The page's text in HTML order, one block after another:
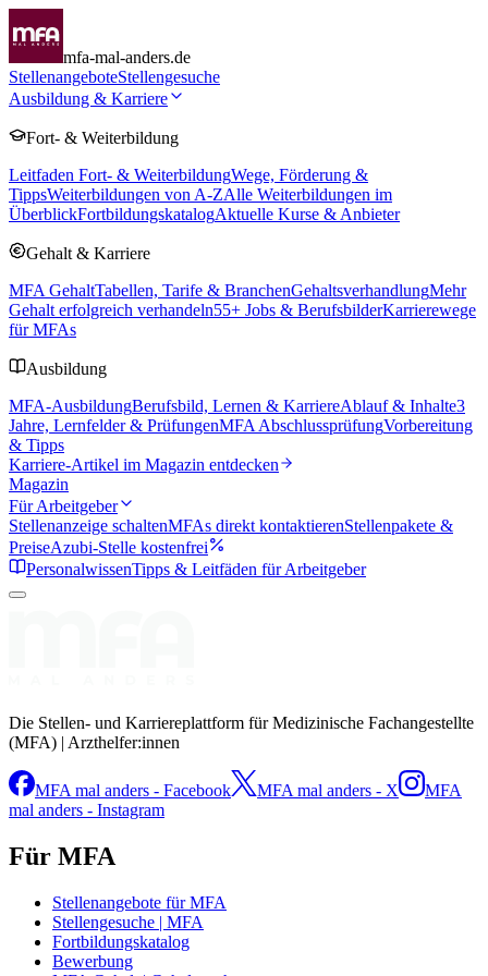
mfa-mal-anders.de
StellenangeboteStellengesuche
Ausbildung & Karriere
Fort- & Weiterbildung
Leitfaden Fort- & WeiterbildungWege, Förderung &
TippsWeiterbildungen von A-ZAlle Weiterbildungen im
ÜberblickFortbildungskatalogAktuelle Kurse & Anbieter
Gehalt & Karriere
MFA GehaltTabellen, Tarife & BranchenGehaltsverhandlungMehr
Gehalt erfolgreich verhandeln55+ Jobs & BerufsbilderKarrierewege
für MFAs
Ausbildung
MFA-AusbildungBerufsbild, Lernen & KarriereAblauf & Inhalte3
Jahre, Lernfelder & PrüfungenMFA AbschlussprüfungVorbereitung
& Tipps
Karriere-Artikel im Magazin entdecken
Magazin
Für Arbeitgeber
Stellenanzeige schaltenMFAs direkt kontaktierenStellenpakete &
PreiseAzubi-Stelle kostenfrei
PersonalwissenTipps & Leitfäden für Arbeitgeber
Die Stellen- und Karriereplattform für Medizinische Fachangestellte
(MFA) | Arzthelfer:innen
MFA mal anders - Facebook MFA mal anders - X
MFA
mal anders - Instagram
Für MFA
Stellenangebote für MFA
Stellengesuche | MFA
Fortbildungskatalog
Bewerbung